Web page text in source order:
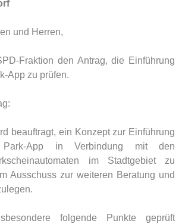
und Herren,
Fraktion den Antrag, die Einführung
App zu prüfen.
beauftragt, ein Konzept zur Einführung
App in Verbindung mit den
im Stadtgebiet zu
Ausschuss zur weiteren Beratung und
folgende Punkte geprüft